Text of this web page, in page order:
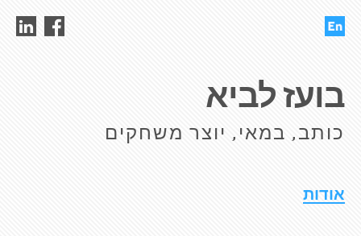
בועז לביא
כותב, במאי, יוצר משחקים
אודות